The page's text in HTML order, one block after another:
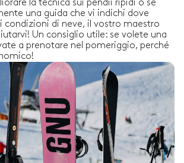
la tecnica sui pendii ripidi o se
una guida che vi indichi dove
condizioni di neve, il vostro maestro
Un consiglio utile: se volete una
a prenotare nel pomeriggio, perché